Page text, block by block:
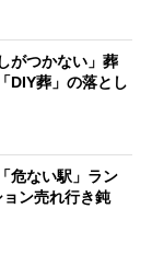
がつかない」葬
DIY葬」の落とし
危ない駅」ラン
ン売れ行き鈍